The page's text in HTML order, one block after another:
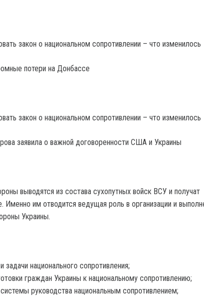
потери на Донбассе
заявила о важной договоренности США и Украины
выводятся из состава сухопутных войск ВСУ и получат
Именно им отводится ведущая роль в организации и
Украины.
задачи национального сопротивления;
граждан Украины к национальному сопротивлению;
руководства национальным сопротивлением;